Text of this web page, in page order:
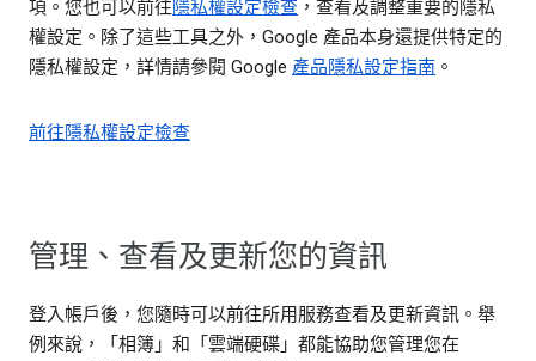
項。您也可以前往隱私權設定檢查 ，查看及調整重要的隱私
權設定。除了這些工具之外，Google 產品本身還提供特定的
隱私權設定，詳情請參閱 Google 產品隱私設定指南 。
前往隱私權設定檢查
管理、查看及更新您的資訊
登入帳戶後，您隨時可以前往所用服務查看及更新資訊。舉
例來說，「相簿」和「雲端硬碟」都能協助您管理您在